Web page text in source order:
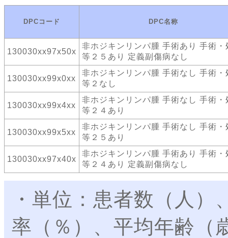
DPCコード DPC名称
130030xx97x50x
非ホジキンリンパ腫 手術あり 手術・
等２５あり 定義副傷病なし
130030xx99x0xx
非ホジキンリンパ腫 手術なし 手術・
等２なし
130030xx99x4xx
非ホジキンリンパ腫 手術なし 手術・
等２４あり
130030xx99x5xx
非ホジキンリンパ腫 手術なし 手術・
等２５あり
130030xx97x40x
非ホジキンリンパ腫 手術あり 手術・
等２４あり 定義副傷病なし
・単位：患者数（人
率（％）、平均年齢（